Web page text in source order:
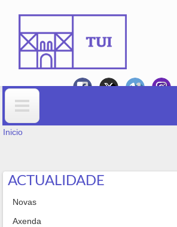
Formulario de
USTED ESTÁ AQUÍ
Inicio
ACTUALIDADE
Novas
Axenda